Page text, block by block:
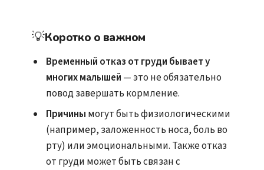
💡Коротко о важном
Временный отказ от груди бывает у
многих малышей — это не обязательно
повод завершать кормление.
Причины могут быть физиологическими
(например, заложенность носа, боль во
рту) или эмоциональными. Также отказ
от груди может быть связан с